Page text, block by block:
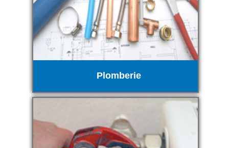
Plomberie